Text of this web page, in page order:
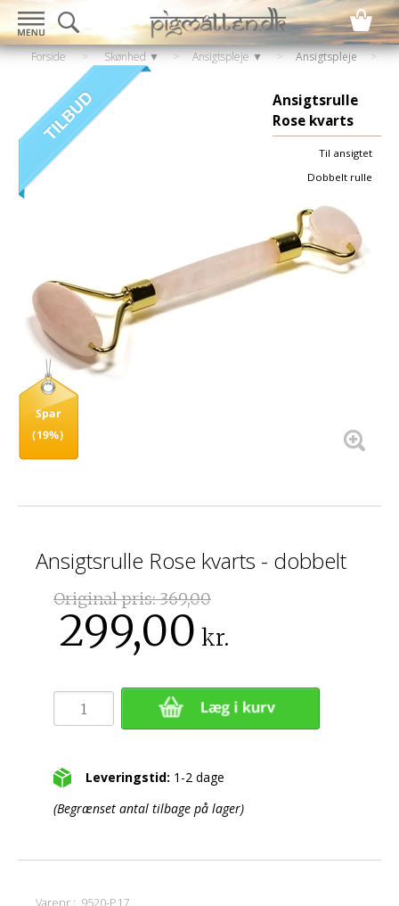
Forside > Skønhed ▼ > Ansigtspleje ▼ > Ansigtspleje
Ansigtsrulle
Rose kvarts
Til ansigtet
Dobbelt rulle
Spar
(19%)
Ansigtsrulle Rose kvarts - dobbelt
Original pris:369,00
299,00 kr.
Leveringstid: 1-2 dage
(Begrænset antal tilbage på lager)
Varenr.: 9520-P17